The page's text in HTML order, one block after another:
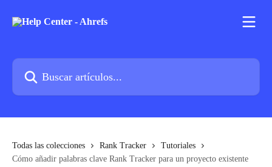
Buscar artículos...
Todas las colecciones Rank Tracker
Tutoriales
Cómo añadir palabras clave Rank Tracker para un proyecto existente